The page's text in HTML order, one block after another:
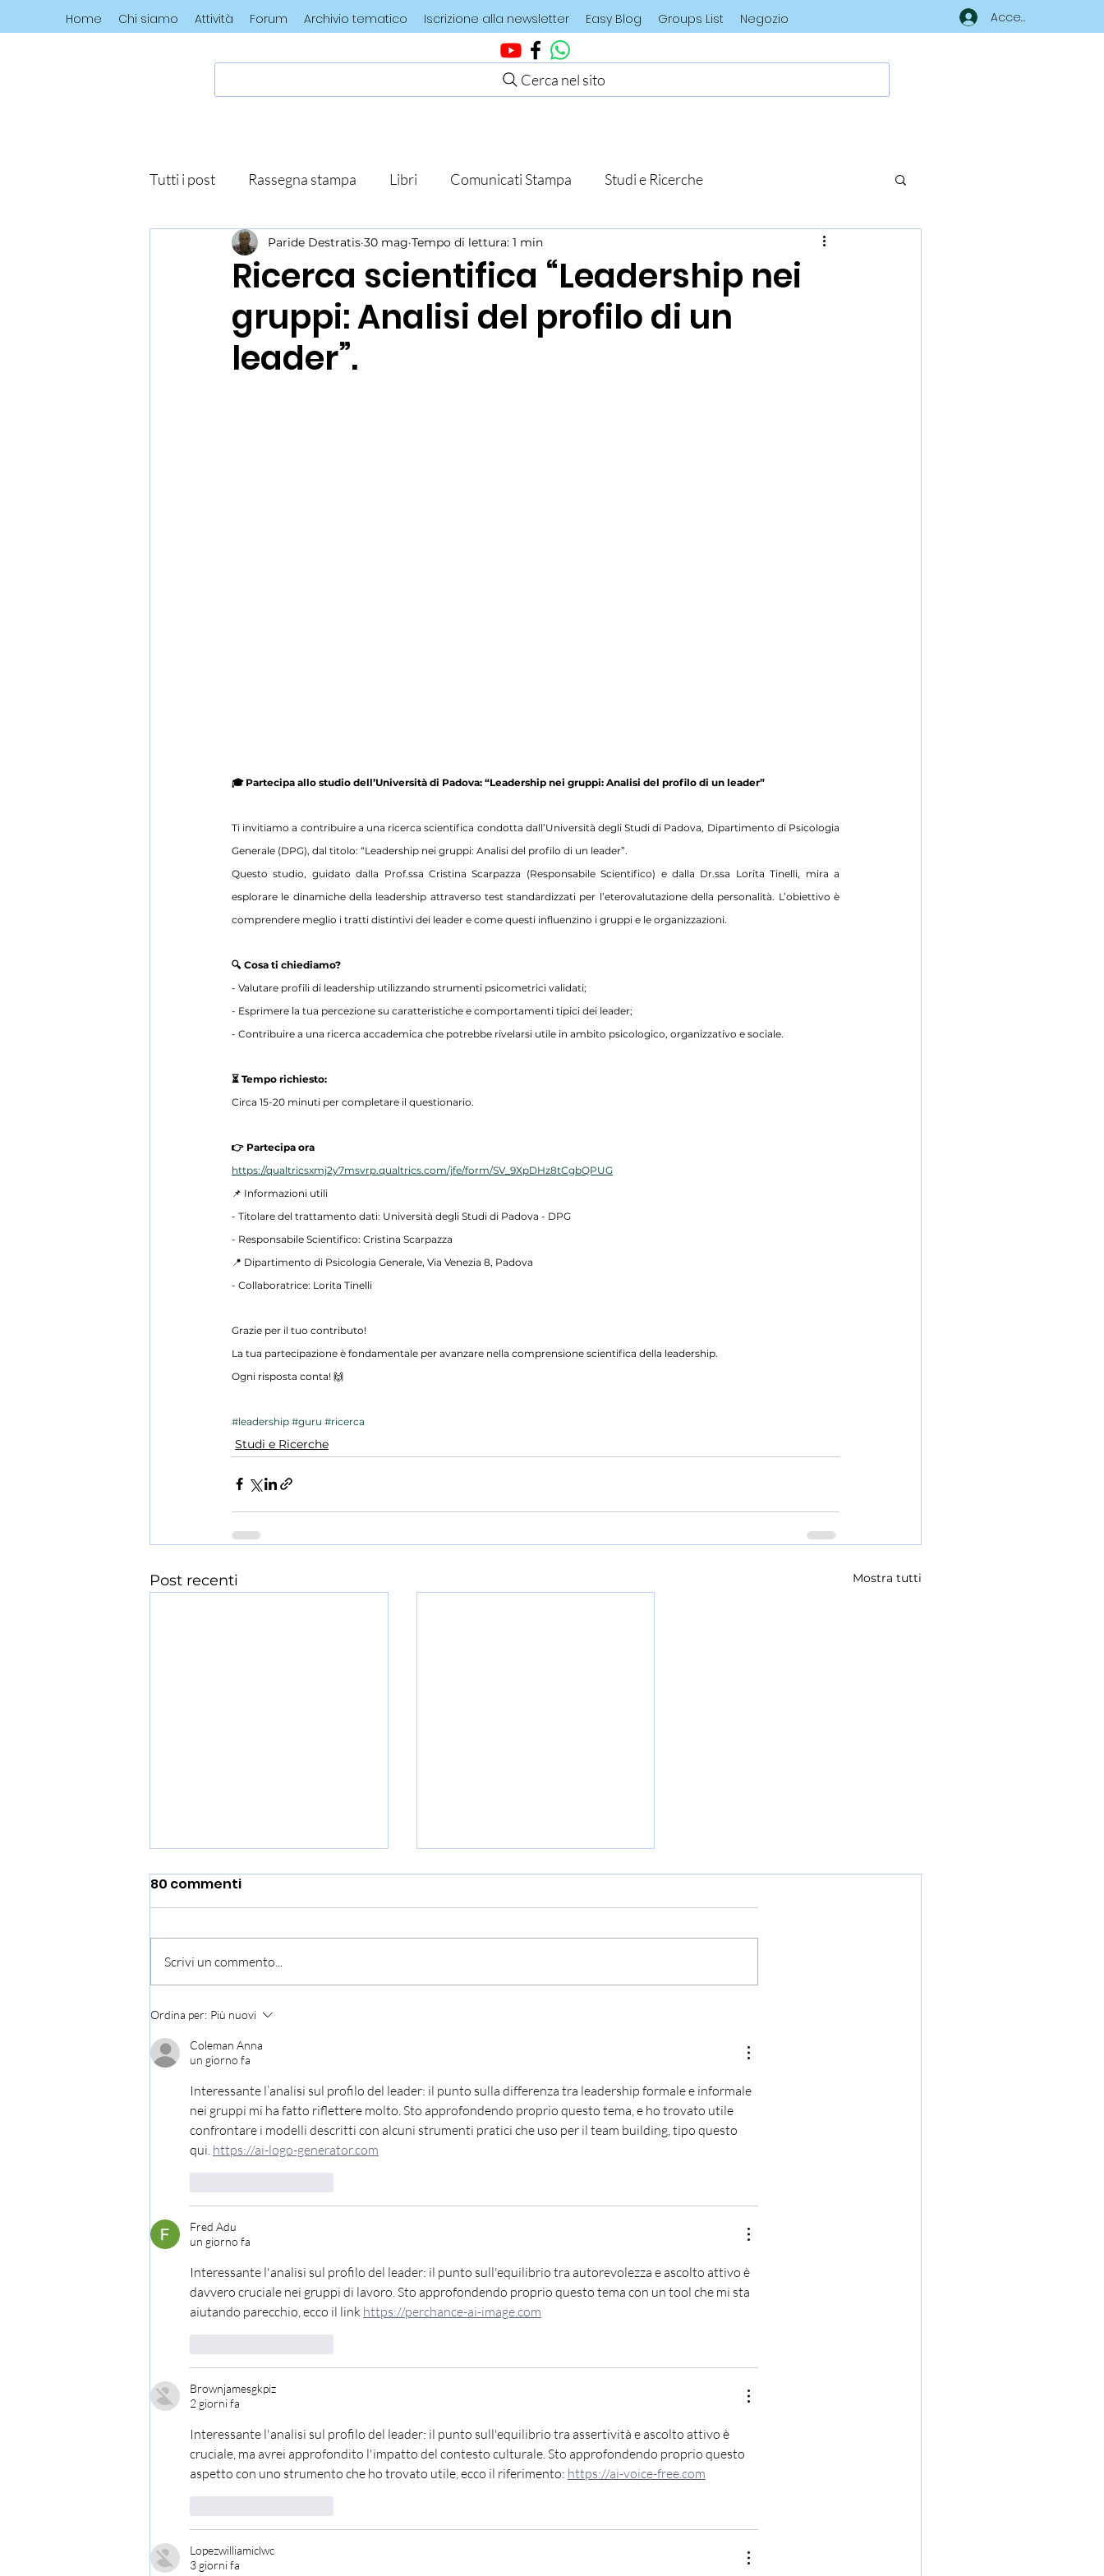
Home Chi siamo Attività Forum Archivio tematico Iscrizione alla newsletter Easy Blog Groups List Negozio Accedi
Cerca nel sito
Tutti i post Rassegna stampa Libri Comunicati Stampa Studi e Ricerche
Ricerca scientifica “Leadership nei
gruppi: Analisi del profilo di un
leader”.
Paride Destratis 30 mag Tempo di lettura: 1 min
🎓 Partecipa allo studio dell’Università di Padova: “Leadership nei gruppi: Analisi del profilo di un leader”
Ti invitiamo a contribuire a una ricerca scientifica condotta dall’Università degli Studi di Padova, Dipartimento di Psicologia
Generale (DPG), dal titolo: “Leadership nei gruppi: Analisi del profilo di un leader”.
Questo studio, guidato dalla Prof.ssa Cristina Scarpazza (Responsabile Scientifico) e dalla Dr.ssa Lorita Tinelli, mira a
esplorare le dinamiche della leadership attraverso test standardizzati per l’eterovalutazione della personalità. L’obiettivo è
comprendere meglio i tratti distintivi dei leader e come questi influenzino i gruppi e le organizzazioni.
🔍 Cosa ti chiediamo?
- Valutare profili di leadership utilizzando strumenti psicometrici validati;
- Esprimere la tua percezione su caratteristiche e comportamenti tipici dei leader;
- Contribuire a una ricerca accademica che potrebbe rivelarsi utile in ambito psicologico, organizzativo e sociale.
⏳ Tempo richiesto:
Circa 15-20 minuti per completare il questionario.
👉 Partecipa ora
https://qualtricsxmj2y7msvrp.qualtrics.com/jfe/form/SV_9XpDHz8tCgbQPUG
📌 Informazioni utili
- Titolare del trattamento dati: Università degli Studi di Padova - DPG
- Responsabile Scientifico: Cristina Scarpazza
📍 Dipartimento di Psicologia Generale, Via Venezia 8, Padova
- Collaboratrice: Lorita Tinelli
Grazie per il tuo contributo!
La tua partecipazione è fondamentale per avanzare nella comprensione scientifica della leadership.
Ogni risposta conta! 🙌
#leadership #guru #ricerca
Studi e Ricerche
Post recenti Mostra tutti
Studio dell’Università di
Padova: “Tratti di
personalità e
associati all’ingresso in
gruppi settari”
80 commenti
Scrivi un commento...
Ordina per: Più nuovi
Coleman Anna
un giorno fa
Interessante l’analisi sul profilo del leader: il punto sulla differenza tra leadership formale e informale
nei gruppi mi ha fatto riflettere molto. Sto approfondendo proprio questo tema, e ho trovato utile
confrontare i modelli descritti con alcuni strumenti pratici che uso per il team building, tipo questo
qui. https://ai-logo-generator.com
Fred Adu
un giorno fa
Interessante l'analisi sul profilo del leader: il punto sull'equilibrio tra autorevolezza e ascolto attivo è
davvero cruciale nei gruppi di lavoro. Sto approfondendo proprio questo tema con un tool che mi sta
aiutando parecchio, ecco il link https://perchance-ai-image.com
Brownjamesgkpiz
2 giorni fa
Interessante l'analisi sul profilo del leader: il punto sull'equilibrio tra assertività e ascolto attivo è
cruciale, ma avrei approfondito l'impatto del contesto culturale. Sto approfondendo proprio questo
aspetto con uno strumento che ho trovato utile, ecco il riferimento: https://ai-voice-free.com
Lopezwilliamiclwc
3 giorni fa